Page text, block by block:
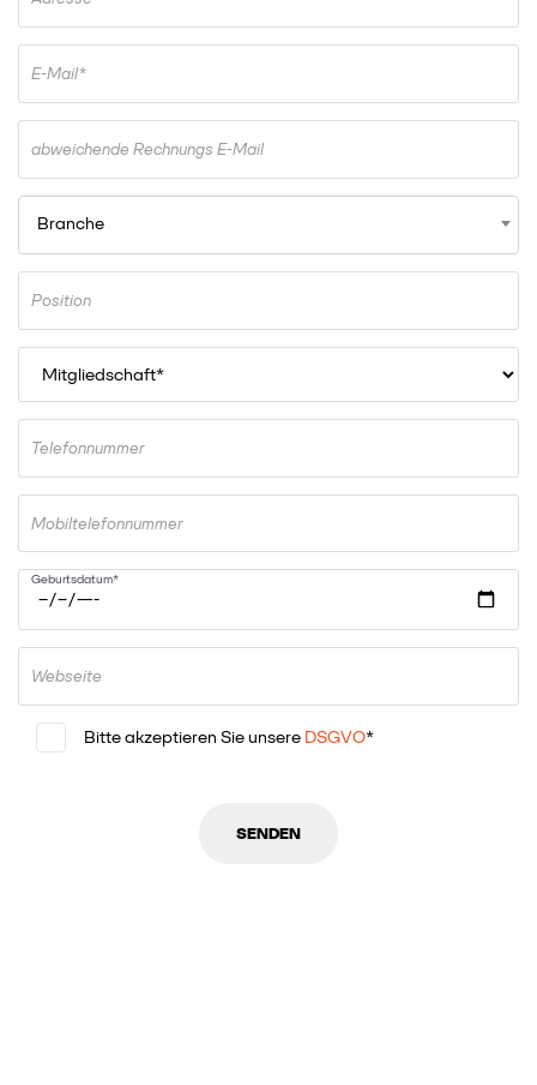
E-Mail*
abweichende Rechnungs E-Mail
Branche
Position
Telefonnummer
Mobiltelefonnummer
Geburtsdatum*
Webseite
Bitte akzeptieren Sie unsere DSGVO*
SENDEN